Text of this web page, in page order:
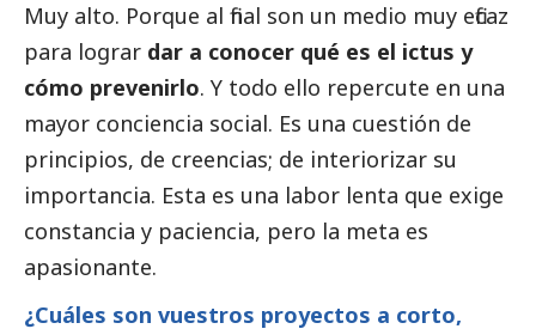
Muy alto. Porque al final son un medio muy eficaz
para lograr dar a conocer qué es el ictus y
cómo prevenirlo. Y todo ello repercute en una
mayor conciencia social. Es una cuestión de
principios, de creencias; de interiorizar su
importancia. Esta es una labor lenta que exige
constancia y paciencia, pero la meta es
apasionante.
¿Cuáles son vuestros proyectos a corto,